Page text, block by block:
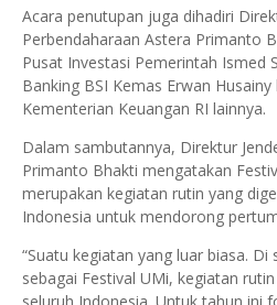
Acara penutupan juga dihadiri
Perbendaharaan Astera Primanto
Pusat Investasi Pemerintah Ismed
Banking BSI Kemas Erwan
Kementerian Keuangan RI lainnya.
Dalam sambutannya, Direktur
Primanto Bhakti mengatakan
merupakan kegiatan rutin yang
Indonesia untuk mendorong
“Suatu kegiatan yang luar biasa. Di
sebagai Festival UMi, kegiatan